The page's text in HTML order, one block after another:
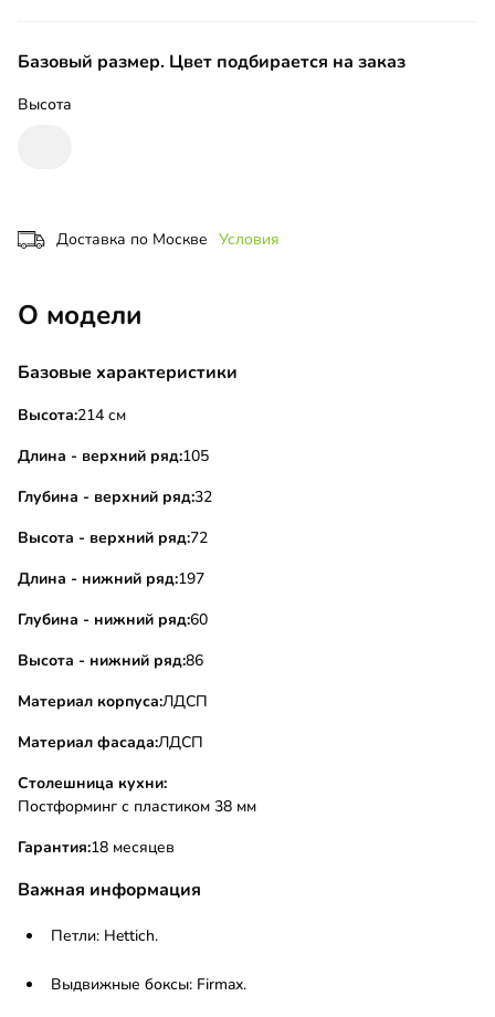
Базовый размер. Цвет подбирается на заказ
Высота
Доставка по Москве Условия
О модели
Базовые характеристики
Высота:214 см
Длина - верхний ряд:105
Глубина - верхний ряд:32
Высота - верхний ряд:72
Длина - нижний ряд:197
Глубина - нижний ряд:60
Высота - нижний ряд:86
Материал корпуса:ЛДСП
Материал фасада:ЛДСП
Столешница кухни:
Постформинг с пластиком 38 мм
Гарантия:18 месяцев
Важная информация
Петли: Hettich.
Выдвижные боксы: Firmax.